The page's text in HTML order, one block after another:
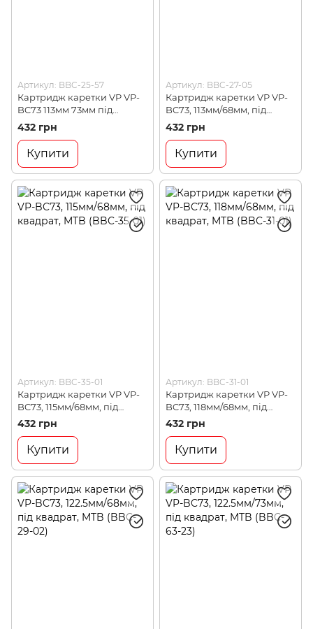
Артикул: BBC-25-57
Картридж каретки VP VP-
BC73 113мм 73мм під
квадрат MTB (VP-BC73
(113mm))
432 грн
Купити
Артикул: BBC-27-05
Картридж каретки VP VP-
BC73, 113мм/68мм, під
квадрат, MTB (BBC-27-05)
432 грн
Купити
Артикул: BBC-35-01
Картридж каретки VP VP-
BC73, 115мм/68мм, під
квадрат, MTB (BBC-35-01)
432 грн
Купити
Артикул: BBC-31-01
Картридж каретки VP VP-
BC73, 118мм/68мм, під
квадрат, MTB (BBC-31-01)
432 грн
Купити